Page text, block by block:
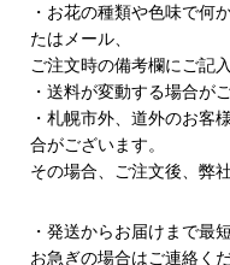
・お花の種類や色味で何
たはメール、
ご注文時の備考欄にご記
・送料が変動する場合が
・札幌市外、道外のお客
合がございます。
その場合、ご注文後、弊
・発送からお届けまで最
お急ぎの場合はご連絡くだ